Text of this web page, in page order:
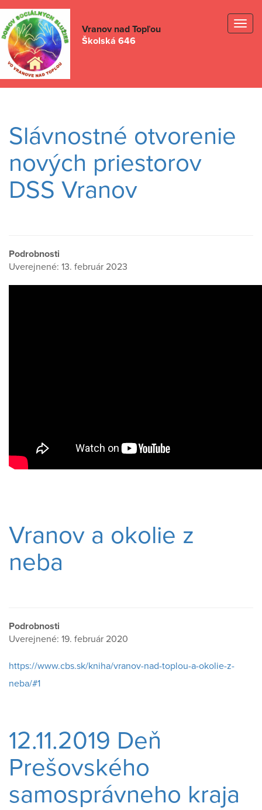
Vranov nad Topľou
Školská 646
Slávnostné otvorenie
nových priestorov
DSS Vranov
Podrobnosti
Uverejnené: 13. február 2023
Vranov a okolie z
neba
Podrobnosti
Uverejnené: 19. február 2020
https://www.cbs.sk/kniha/vranov-nad-toplou-a-okolie-z-
neba/#1
12.11.2019 Deň
Prešovského
samosprávneho kraja